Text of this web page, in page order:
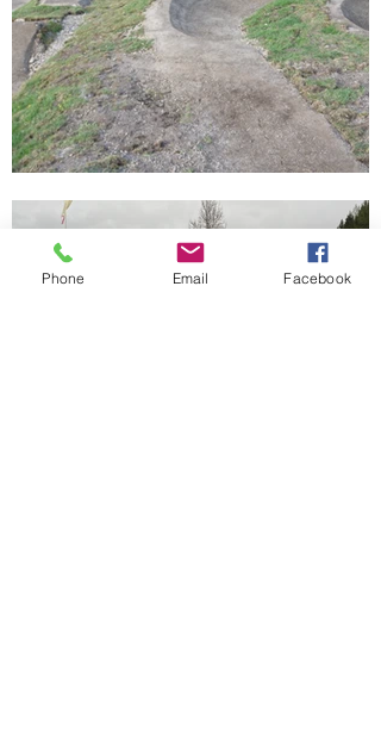
Phone Email Facebook